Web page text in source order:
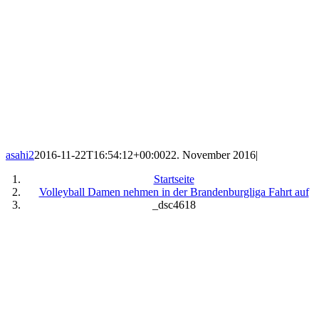
asahi22016-11-22T16:54:12+00:0022. November 2016|
Startseite
Volleyball Damen nehmen in der Brandenburgliga Fahrt auf
_dsc4618